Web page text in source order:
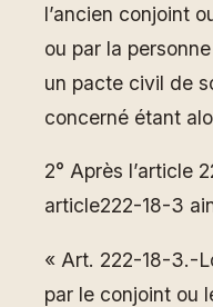
l’ancien conjoint
ou par la
un pacte civil de
concerné étant
2° Après l’article
article222-18-3
« Art. 222-18-3.-
par le conjoint ou